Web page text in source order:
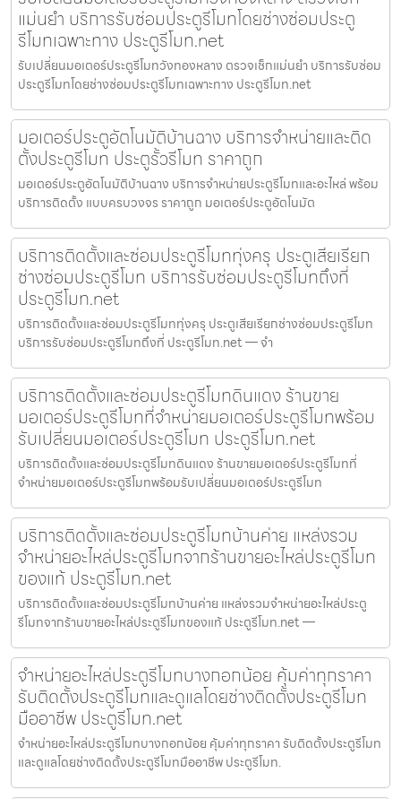
แม่นยำ บริการรับซ่อมประตูรีโมทโดยช่างซ่อมประตู
รีโมทเฉพาะทาง ประตูรีโมท.net
รับเปลี่ยนมอเตอร์ประตูรีโมทวังทองหลาง ตรวจเช็กแม่นยำ บริการรับซ่อม
ประตูรีโมทโดยช่างซ่อมประตูรีโมทเฉพาะทาง ประตูรีโมท.net
มอเตอร์ประตูอัตโนมัติบ้านฉาง บริการจำหน่ายและติด
ตั้งประตูรีโมท ประตูรั้วรีโมท ราคาถูก
มอเตอร์ประตูอัตโนมัติบ้านฉาง บริการจำหน่ายประตูรีโมทและอะไหล่ พร้อม
บริการติดตั้ง แบบครบวงจร ราคาถูก มอเตอร์ประตูอัตโนมัต
บริการติดตั้งและซ่อมประตูรีโมททุ่งครุ ประตูเสียเรียก
ช่างซ่อมประตูรีโมท บริการรับซ่อมประตูรีโมทถึงที่
ประตูรีโมท.net
บริการติดตั้งและซ่อมประตูรีโมททุ่งครุ ประตูเสียเรียกช่างซ่อมประตูรีโมท
บริการรับซ่อมประตูรีโมทถึงที่ ประตูรีโมท.net — จำ
บริการติดตั้งและซ่อมประตูรีโมทดินแดง ร้านขาย
มอเตอร์ประตูรีโมทที่จำหน่ายมอเตอร์ประตูรีโมทพร้อม
รับเปลี่ยนมอเตอร์ประตูรีโมท ประตูรีโมท.net
บริการติดตั้งและซ่อมประตูรีโมทดินแดง ร้านขายมอเตอร์ประตูรีโมทที่
จำหน่ายมอเตอร์ประตูรีโมทพร้อมรับเปลี่ยนมอเตอร์ประตูรีโมท
บริการติดตั้งและซ่อมประตูรีโมทบ้านค่าย แหล่งรวม
จำหน่ายอะไหล่ประตูรีโมทจากร้านขายอะไหล่ประตูรีโมท
ของแท้ ประตูรีโมท.net
บริการติดตั้งและซ่อมประตูรีโมทบ้านค่าย แหล่งรวมจำหน่ายอะไหล่ประตู
รีโมทจากร้านขายอะไหล่ประตูรีโมทของแท้ ประตูรีโมท.net —
จำหน่ายอะไหล่ประตูรีโมทบางกอกน้อย คุ้มค่าทุกราคา
รับติดตั้งประตูรีโมทและดูแลโดยช่างติดตั้งประตูรีโมท
มืออาชีพ ประตูรีโมท.net
จำหน่ายอะไหล่ประตูรีโมทบางกอกน้อย คุ้มค่าทุกราคา รับติดตั้งประตูรีโมท
และดูแลโดยช่างติดตั้งประตูรีโมทมืออาชีพ ประตูรีโมท.